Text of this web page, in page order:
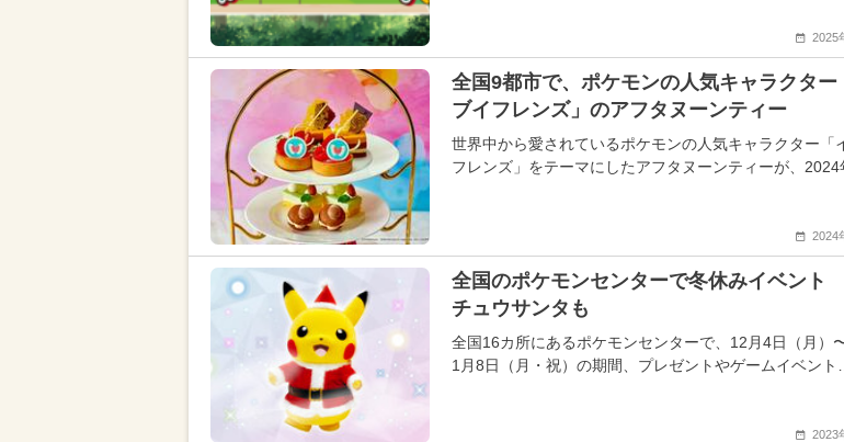
2025
全国9都市で、ポケモンの人気キャラクター
ブイフレンズ」のアフタヌーンティー
世界中から愛されているポケモンの人気キャラクター「
フレンズ」をテーマにしたアフタヌーンティーが、2024
2024
全国のポケモンセンターで冬休みイベント
チュウサンタも
全国16カ所にあるポケモンセンターで、12月4日（月）
1月8日（月・祝）の期間、プレゼントやゲームイベント…
2023